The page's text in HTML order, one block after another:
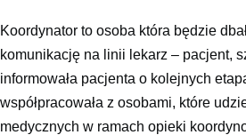
Koordynator to osoba która będzie
komunikację na linii lekarz – pacjent,
informowała pacjenta o kolejnych
współpracowała z osobami, które
medycznych w ramach opieki